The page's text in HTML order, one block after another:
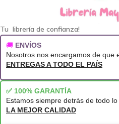
Tu librería de confianza!
🚚 ENVÍOS
Nosotros nos encargamos de que
ENTREGAS A TODO EL PAÍS
✅ 100% GARANTÍA
Estamos siempre detrás de todo
LA MEJOR CALIDAD